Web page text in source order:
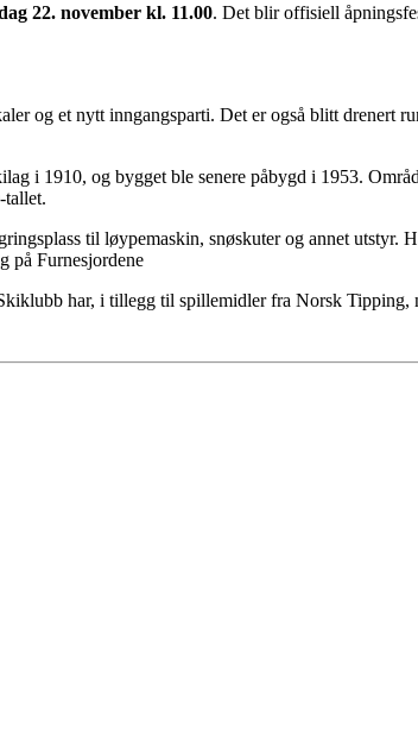
22. november kl. 11.00. Det blir offisiell
og et nytt inngangsparti. Det er også blitt drenert
i 1910, og bygget ble senere påbygd i 1953.
tallet.
til løypemaskin, snøskuter og annet utstyr.
på Furnesjordene
har, i tillegg til spillemidler fra Norsk Tipping,